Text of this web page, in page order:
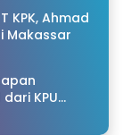
KPK, Ahmad
Makassar
KPU